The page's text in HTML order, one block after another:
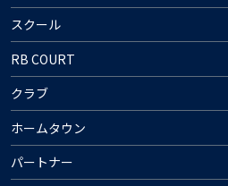
スクール
RB COURT
クラブ
ホームタウン
パートナー